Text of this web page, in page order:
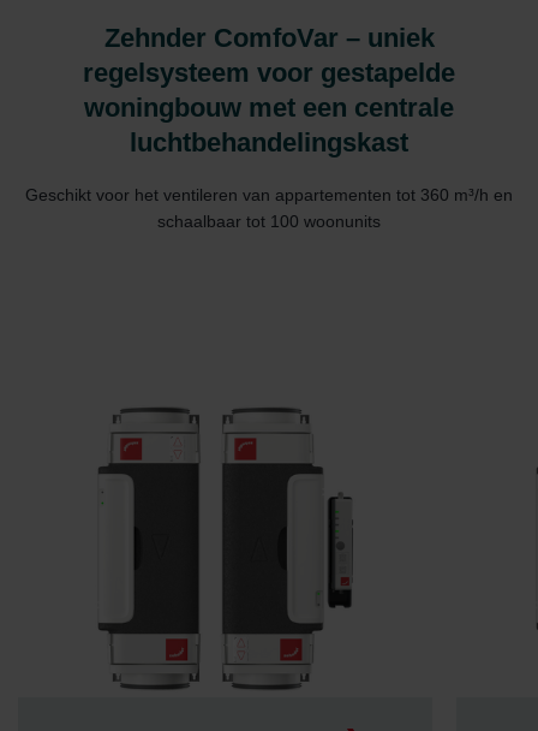
Zehnder ComfoVar – uniek
regelsysteem voor gestapelde
woningbouw met een centrale
luchtbehandelingskast
Geschikt voor het ventileren van appartementen tot 360 m³/h en
schaalbaar tot 100 woonunits